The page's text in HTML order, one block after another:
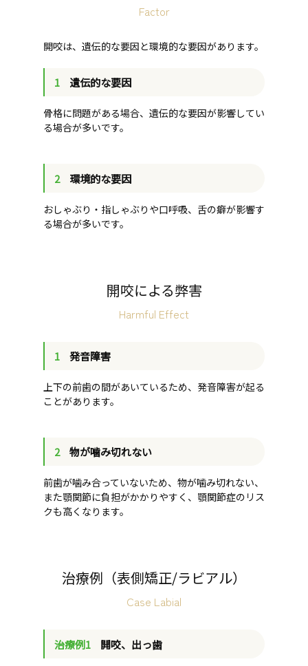
Factor
開咬は、遺伝的な要因と環境的な要因があります。
1 遺伝的な要因
骨格に問題がある場合、遺伝的な要因が影響してい
る場合が多いです。
2 環境的な要因
おしゃぶり・指しゃぶりや口呼吸、舌の癖が影響す
る場合が多いです。
開咬による弊害
Harmful Effect
1 発音障害
上下の前歯の間があいているため、発音障害が起る
ことがあります。
2 物が噛み切れない
前歯が噛み合っていないため、物が噛み切れない、
また顎関節に負担がかかりやすく、顎関節症のリス
クも高くなります。
治療例（表側矯正/ラビアル）
Case Labial
治療例1 開咬、出っ歯